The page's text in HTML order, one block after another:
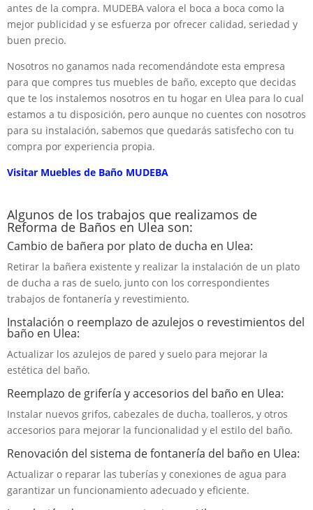
antes de la compra. MUDEBA valora el boca a boca como la
mejor publicidad y se esfuerza por ofrecer calidad, seriedad y
buen precio.
Nosotros no ganamos nada recomendándote esta empresa
para que compres tus muebles de baño, excepto que decidas
que te los instalemos nosotros en tu hogar en Ulea para lo cual
estamos a tu disposición, pero aunque no cuentes con nosotros
para su instalación, sabemos que quedarás satisfecho con tu
compra por experiencia propia.
Visitar Muebles de Baño MUDEBA
Algunos de los trabajos que realizamos de
Reforma de Baños en Ulea son:
Cambio de bañera por plato de ducha en Ulea:
Retirar la bañera existente y realizar la instalación de un plato
de ducha a ras de suelo, junto con los correspondientes
trabajos de fontanería y revestimiento.
Instalación o reemplazo de azulejos o revestimientos del
baño en Ulea:
Actualizar los azulejos de pared y suelo para mejorar la
estética del baño.
Reemplazo de grifería y accesorios del baño en Ulea:
Instalar nuevos grifos, cabezales de ducha, toalleros, y otros
accesorios para mejorar la funcionalidad y el estilo del baño.
Renovación del sistema de fontanería del baño en Ulea:
Actualizar o reparar las tuberías y conexiones de agua para
garantizar un funcionamiento adecuado y eficiente.